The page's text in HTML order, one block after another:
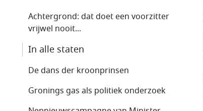
Achtergrond: dat doet een voorzitter
vrijwel nooit...
In alle staten
De dans der kroonprinsen
Gronings gas als politiek onderzoek